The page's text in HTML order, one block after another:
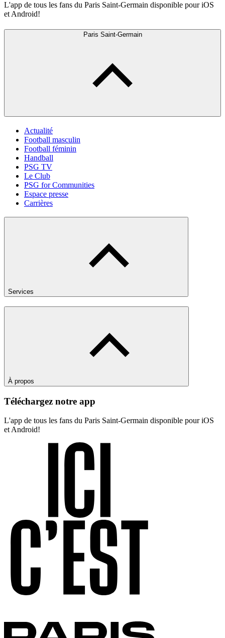
L'app de tous les fans du Paris Saint-Germain disponible pour iOS
et Android!
Paris Saint-Germain
Actualité
Football masculin
Football féminin
Handball
PSG TV
Le Club
PSG for Communities
Espace presse
Carrières
Services
À propos
Téléchargez notre app
L'app de tous les fans du Paris Saint-Germain disponible pour iOS
et Android!